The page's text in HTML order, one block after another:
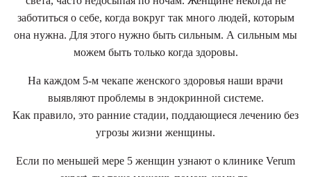
заботиться о себе, когда вокруг так много людей, которым
она нужна. Для этого нужно быть сильным. А сильным мы
можем быть только когда здоровы.
На каждом 5-м чекапе женского здоровья наши врачи
выявляют проблемы в эндокринной системе.
Как правило, это ранние стадии, поддающиеся лечению без
угрозы жизни женщины.
Если по меньшей мере 5 женщин узнают о клинике Verum